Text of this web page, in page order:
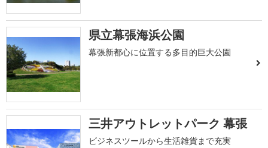
県立幕張海浜公園
幕張新都心に位置する多目的巨大公園
三井アウトレットパーク 幕張
ビジネスツールから生活雑貨まで充実